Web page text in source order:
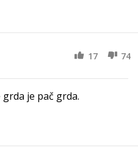
17 74
je pač grda.